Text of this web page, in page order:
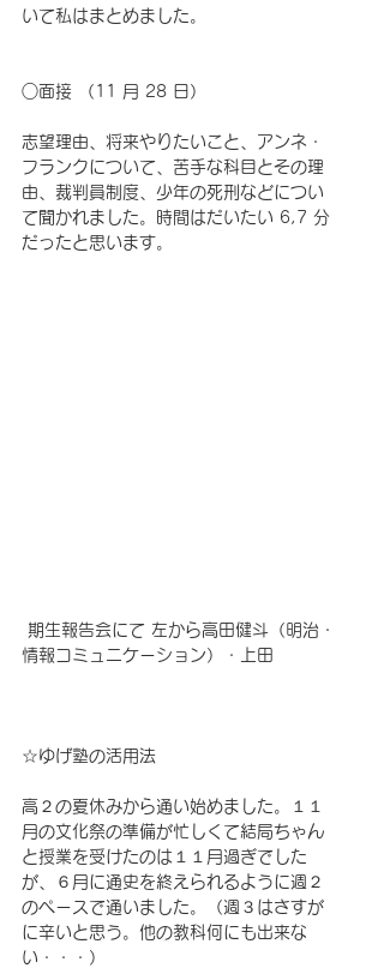
いて私はまとめました。
○面接 （11 月 28 日）
志望理由、将来やりたいこと、アンネ・
フランクについて、苦手な科目とその理
由、裁判員制度、少年の死刑などについ
て聞かれました。時間はだいたい 6,7 分
だったと思います。
情報コミュニケーション）・上田
☆ゆげ塾の活用法
高２の夏休みから通い始めました。１１
月の文化祭の準備が忙しくて結局ちゃん
と授業を受けたのは１１月過ぎでした
が、６月に通史を終えられるように週２
のペースで通いました。（週３はさすが
に辛いと思う。他の教科何にも出来な
い・・・）